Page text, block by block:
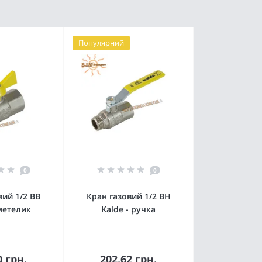
0
1/2 ВВ
грн.
Популярний
0
Кран газовий 1/2 ВН
Kalde - ручка
202.62 грн.